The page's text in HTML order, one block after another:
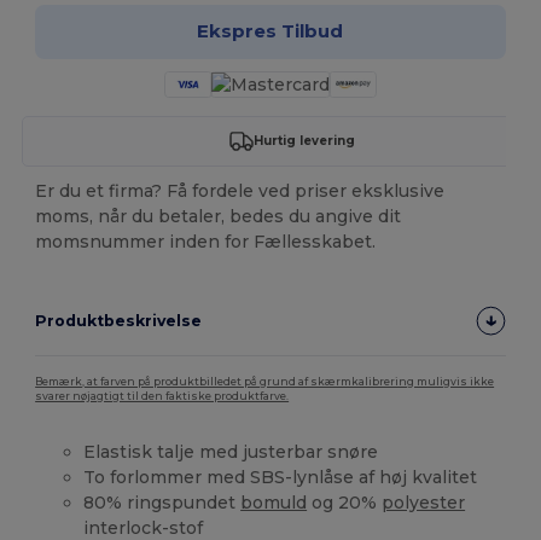
Ekspres Tilbud
Hurtig levering
Er du et firma? Få fordele ved priser eksklusive
moms, når du betaler, bedes du angive dit
momsnummer inden for Fællesskabet.
Produktbeskrivelse
Bemærk, at farven på produktbilledet på grund af skærmkalibrering muligvis ikke
svarer nøjagtigt til den faktiske produktfarve.
Elastisk talje med justerbar snøre
To forlommer med SBS-lynlåse af høj kvalitet
80% ringspundet bomuld og 20% polyester
interlock-stof